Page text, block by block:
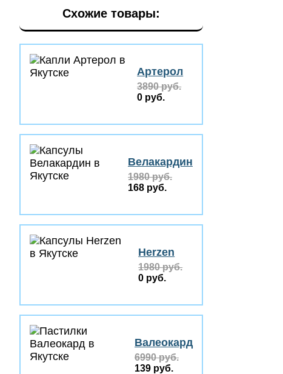
Схожие товары:
Артерол
3890 руб.
0 руб.
Велакардин
1980 руб.
168 руб.
Herzen
1980 руб.
0 руб.
Валеокард
6990 руб.
139 руб.